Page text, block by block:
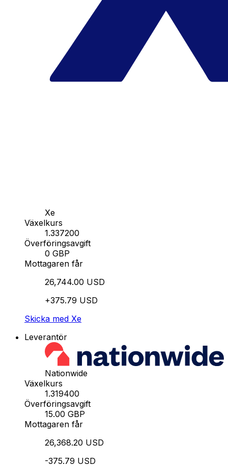
Xe
Växelkurs
1.337200
Överföringsavgift
0 GBP
Mottagaren får
26,744.00 USD
+375.79 USD
Skicka med Xe
Leverantör
Nationwide
Växelkurs
1.319400
Överföringsavgift
15.00 GBP
Mottagaren får
26,368.20 USD
-375.79 USD